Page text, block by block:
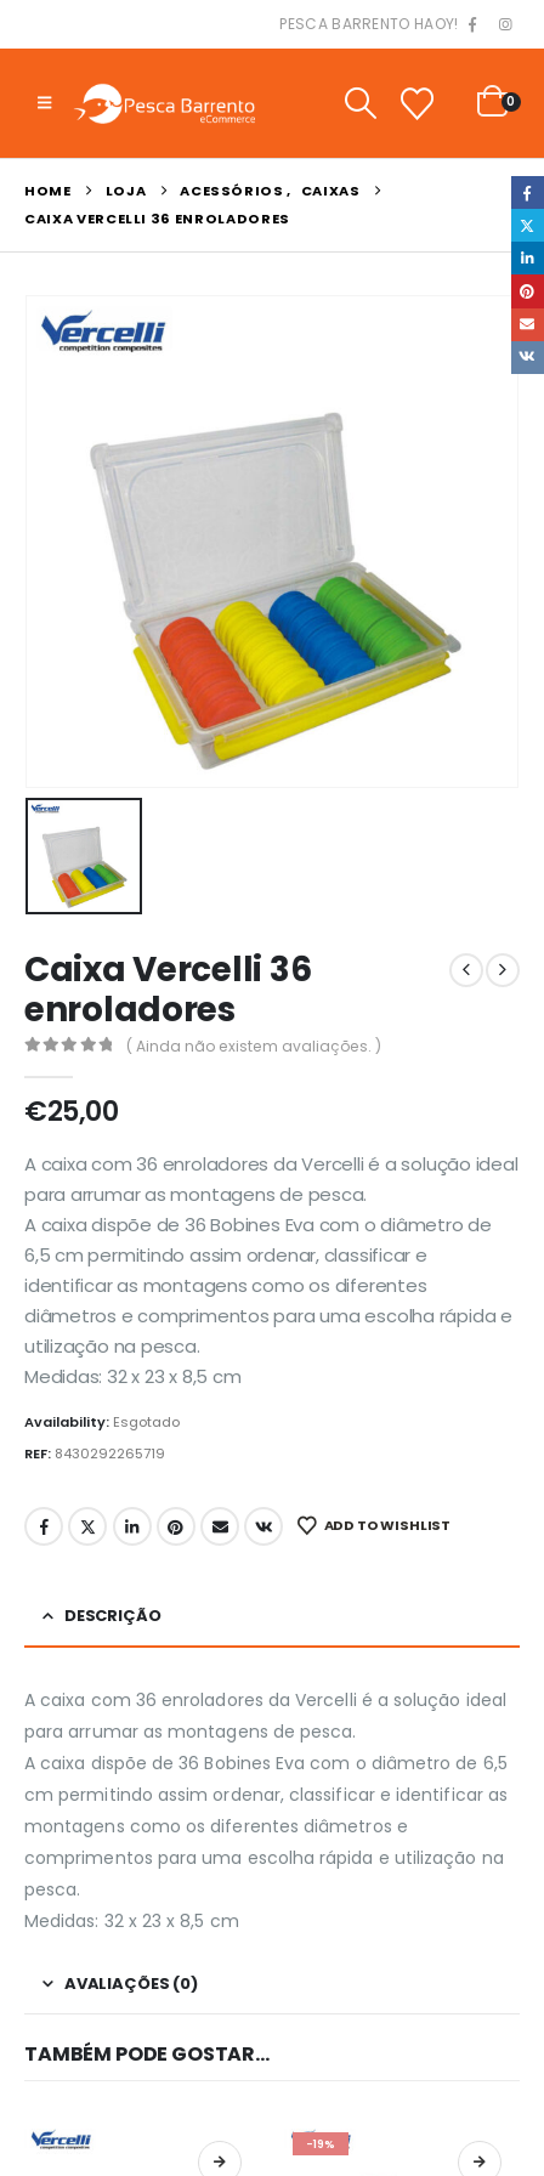
PESCA BARRENTO HAOY!
0
HOME LOJA ACESSÓRIOS ,
CAIXAS
CAIXA VERCELLI 36 ENROLADORES
Caixa Vercelli 36
enroladores
( Ainda não existem avaliações. )
€25,00
A caixa com 36 enroladores da Vercelli é a solução ideal
para arrumar as montagens de pesca.
A caixa dispõe de 36 Bobines Eva com o diâmetro de
6,5 cm permitindo assim ordenar, classificar e
identificar as montagens como os diferentes
diâmetros e comprimentos para uma escolha rápida e
utilização na pesca.
Medidas: 32 x 23 x 8,5 cm
Availability: Esgotado
REF: 8430292265719
ADD TO WISHLIST
DESCRIÇÃO
A caixa com 36 enroladores da Vercelli é a solução ideal
para arrumar as montagens de pesca.
A caixa dispõe de 36 Bobines Eva com o diâmetro de 6,5
cm permitindo assim ordenar, classificar e identificar as
montagens como os diferentes diâmetros e
comprimentos para uma escolha rápida e utilização na
pesca.
Medidas: 32 x 23 x 8,5 cm
AVALIAÇÕES (0)
TAMBÉM PODE GOSTAR…
-19%